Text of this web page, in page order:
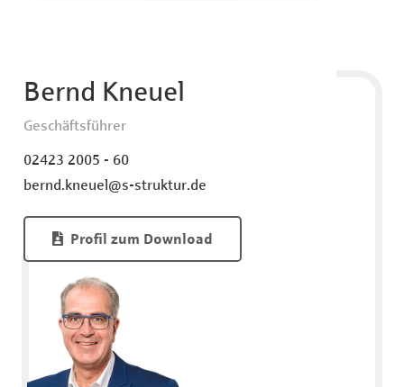
Bernd Kneuel
Geschäftsführer
02423 2005 - 60
bernd.kneuel@s-struktur.de
Profil zum Download